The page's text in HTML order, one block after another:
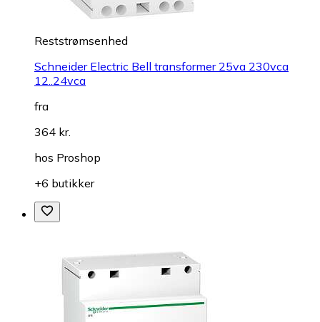
Reststrømsenhed
Schneider Electric Bell transformer 25va 230vca
12..24vca
fra
364 kr.
hos Proshop
+6 butikker